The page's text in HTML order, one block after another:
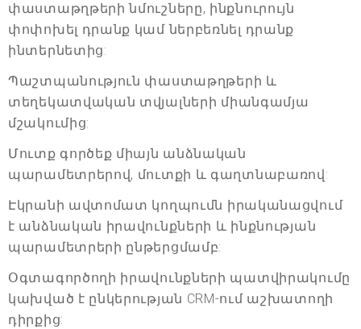
փաստաթղթերի նմուշները, ինքնուրույն
փոփոխել դրանք կամ ներբեռնել դրանք
ինտերնետից:
Պաշտպանություն փաստաթղթերի և
տեղեկատվական տվյալների միանգամյա
մշակումից:
Մուտք գործեք միայն անձնական
պարամետրերով, մուտքի և գաղտնաբառով:
Էկրանի ավտոմատ կողպումն իրականացվում
է անձնական իրավունքների և ինքնության
պարամետրերի ընթերցմամբ:
Օգտագործողի իրավունքների պատվիրակումը
կախված է ընկերության CRM-ում աշխատողի
դիրքից: